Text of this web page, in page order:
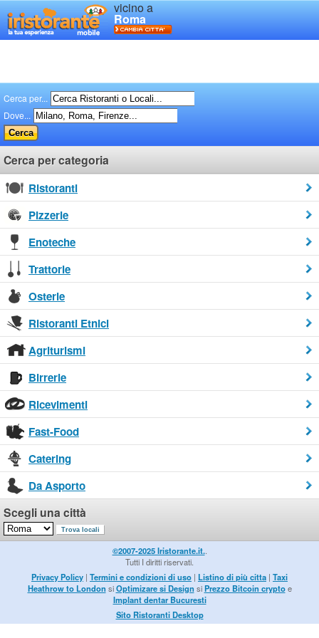
vicino a
Roma
Cerca per...
Dove...
Cerca per categoria
Ristoranti
Pizzerie
Enoteche
Trattorie
Osterie
Ristoranti Etnici
Agriturismi
Birrerie
Ricevimenti
Fast-Food
Catering
Da Asporto
Scegli una città
©2007-2025 Iristorante.it..
Tutti I diritti riservati.
Privacy Policy | Termini e condizioni di uso | Listino di più citta | Taxi
Heathrow to London siOptimizare si Design siPrezzo Bitcoin cryptoe
Implant dentar Bucuresti
Sito Ristoranti Desktop